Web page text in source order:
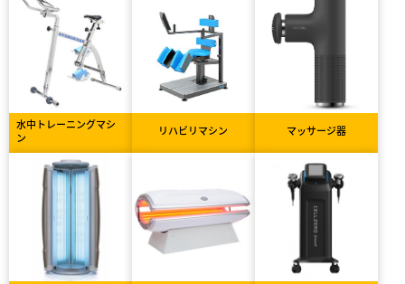
水中トレーニングマシ
ン
リハビリマシン マッサージ器